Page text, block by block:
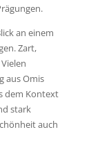
an einem
Zart,
aus Omis
dem Kontext
stark
auch